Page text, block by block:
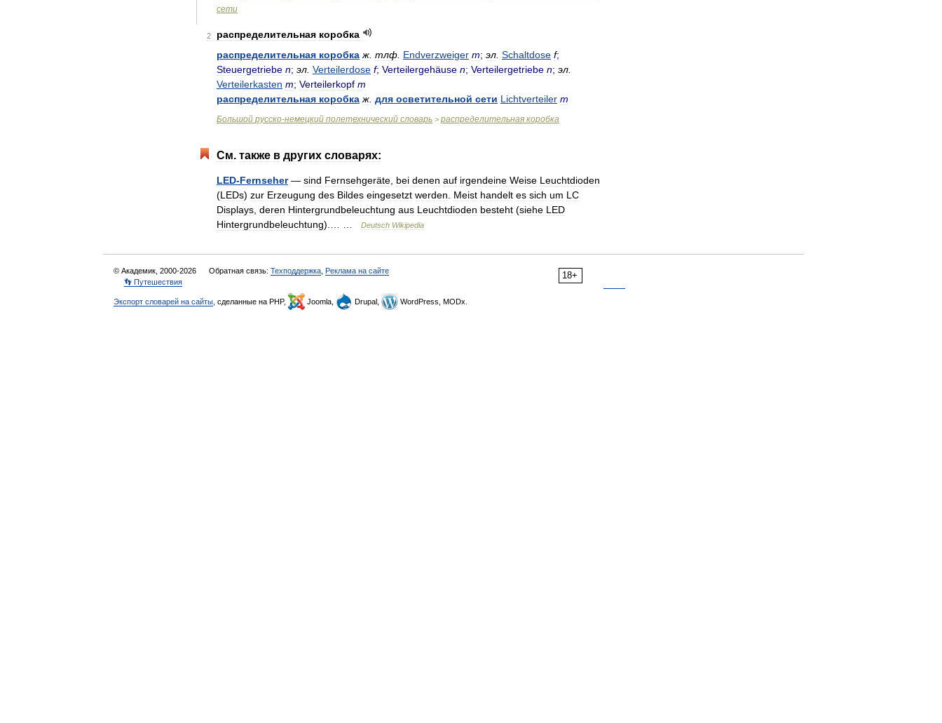
сети
2 распределительная коробка
распределительная коробка ж тлф Endverzweiger m; эл Schaltdose f;
Steuergetriebe n; эл Verteilerdose f; Verteilergehäuse n; Verteilergetriebe n; эл
Verteilerkasten m; Verteilerkopf m
распределительная коробка ж для осветительной сети Lichtverteiler m
Большой русско-немецкий полетехнический словарь > распределительная коробка
См. также в других словарях:
LED-Fernseher— sind Fernsehgeräte bei denen auf irgendeine Weise Leuchtdioden
(LEDs) zur Erzeugung des Bildes eingesetzt werden Meist handelt es sich um LC
Displays deren Hintergrundbeleuchtung aus Leuchtdioden besteht (siehe LED
Hintergrundbeleuchtung).… … Deutsch Wikipedia
18+
© Академик, 2000-2026 Обратная связь: Техподдержка Реклама на сайте
👣 Путешествия
Экспорт словарей на сайты , сделанные на PHP, Joomla, Drupal, WordPress, MODx.